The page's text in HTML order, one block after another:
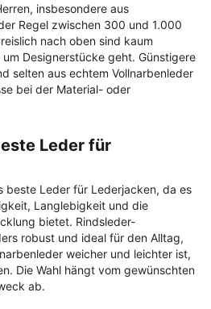
insbesondere aus
Regel zwischen 300 und 1.000
nach oben sind kaum
Designerstücke geht. Günstigere
selten aus echtem Vollnarbenleder
bei der Material- oder
Leder für
beste Leder für Lederjacken, da es
Langlebigkeit und die
bietet. Rindsleder-
robust und ideal für den Alltag,
weicher und leichter ist,
Die Wahl hängt vom gewünschten
ab.